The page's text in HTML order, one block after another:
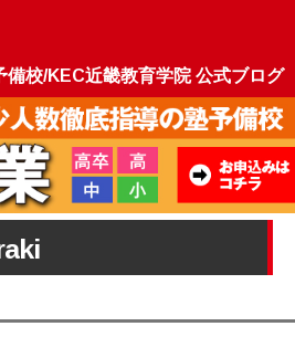
備校/KEC近畿教育学院 公式ブログ